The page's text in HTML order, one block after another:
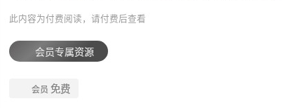
此内容为付费阅读，请付费后查看
会员专属资源
会员 免费